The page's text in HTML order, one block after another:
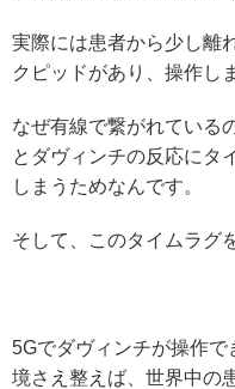
実際には患者から少し離
クピッドがあり、操作し
なぜ有線で繋がれている
とダヴィンチの反応にタ
しまうためなんです。
そして、このタイムラグ
5Gでダヴィンチが操作
境さえ整えば、世界中の